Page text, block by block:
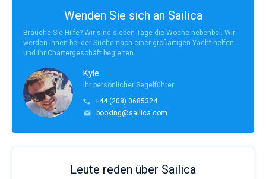
Wenden Sie sich an Sailica
Brauche Sie Hilfe? Wir sind sieben Tage die Woche nebenbei. Wir
werden Ihnen bei der Suche nach einer großartigen Yacht helfen
und Ihr Chartergeschäft begleiten.
Kyle
Ihr persönlicher Segelführer
+44 (208) 0685324
booking@sailica.com
Leute reden über Sailica